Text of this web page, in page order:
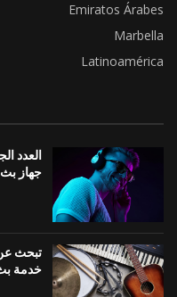
Emiratos Árabes
Marbella
Latinoamérica
جهاز
تبحث
خدمة بث